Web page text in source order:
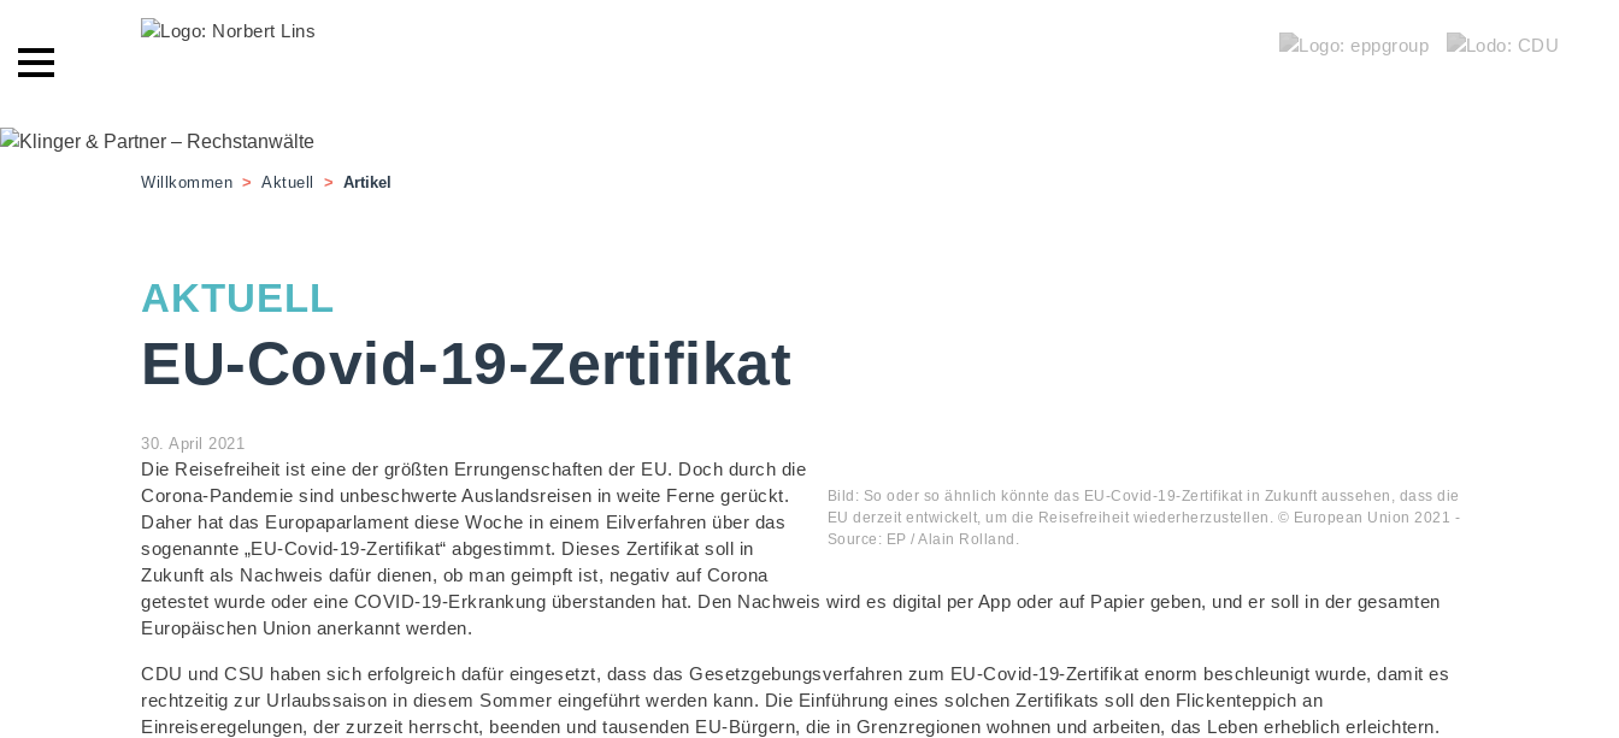
Willkommen > Aktuell > Artikel
AKTUELL
EU-Covid-19-Zertifikat
30. April 2021
Bild: So oder so ähnlich könnte das EU-Covid-19-Zertifikat in Zukunft aussehen, dass die
EU derzeit entwickelt, um die Reisefreiheit wiederherzustellen. © European Union 2021 -
Source: EP / Alain Rolland.
Die Reisefreiheit ist eine der größten Errungenschaften der EU. Doch durch die
Corona-Pandemie sind unbeschwerte Auslandsreisen in weite Ferne gerückt.
Daher hat das Europaparlament diese Woche in einem Eilverfahren über das
sogenannte „EU-Covid-19-Zertifikat“ abgestimmt. Dieses Zertifikat soll in
Zukunft als Nachweis dafür dienen, ob man geimpft ist, negativ auf Corona
getestet wurde oder eine COVID-19-Erkrankung überstanden hat. Den Nachweis wird es digital per App oder auf Papier geben, und er soll in der gesamten
Europäischen Union anerkannt werden.
CDU und CSU haben sich erfolgreich dafür eingesetzt, dass das Gesetzgebungsverfahren zum EU-Covid-19-Zertifikat enorm beschleunigt wurde, damit es
rechtzeitig zur Urlaubssaison in diesem Sommer eingeführt werden kann. Die Einführung eines solchen Zertifikats soll den Flickenteppich an
Einreiseregelungen, der zurzeit herrscht, beenden und tausenden EU-Bürgern, die in Grenzregionen wohnen und arbeiten, das Leben erheblich erleichtern.